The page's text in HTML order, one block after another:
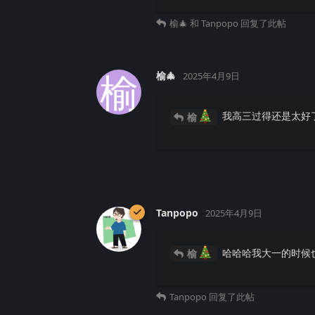
榆🎄 和 Tanpopo 回复了此帖
榆 榆🎄 2025年4月9日
榆 我高三过得还是太好
Tanpopo 2025年4月9日
榆 哈哈哈我大一的时候
Tanpopo 回复了此帖